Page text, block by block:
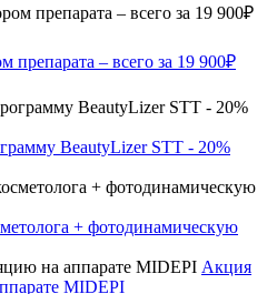
препарата – всего за 19 900₽
BeautyLizer STT - 20%
+ фотодинамическую
Акция
MIDEPI